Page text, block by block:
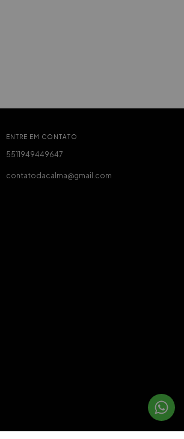
ENTRE EM CONTATO
5511949449647
contatodacalma@gmail.com